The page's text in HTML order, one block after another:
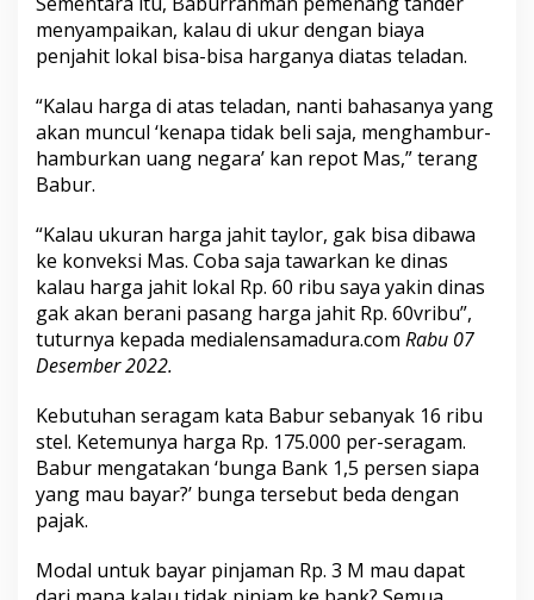
menyampaikan, kalau di ukur dengan biaya
penjahit lokal bisa-bisa harganya diatas teladan.
“Kalau harga di atas teladan, nanti bahasanya yang
akan muncul ‘kenapa tidak beli saja, menghambur-
hamburkan uang negara’ kan repot Mas,” terang
Babur.
“Kalau ukuran harga jahit taylor, gak bisa dibawa
ke konveksi Mas. Coba saja tawarkan ke dinas
kalau harga jahit lokal Rp. 60 ribu saya yakin dinas
gak akan berani pasang harga jahit Rp. 60vribu”,
tuturnya kepada medialensamadura.com Rabu 07
Desember 2022.
Kebutuhan seragam kata Babur sebanyak 16 ribu
stel. Ketemunya harga Rp. 175.000 per-seragam.
Babur mengatakan ‘bunga Bank 1,5 persen siapa
yang mau bayar?’ bunga tersebut beda dengan
pajak.
Modal untuk bayar pinjaman Rp. 3 M mau dapat